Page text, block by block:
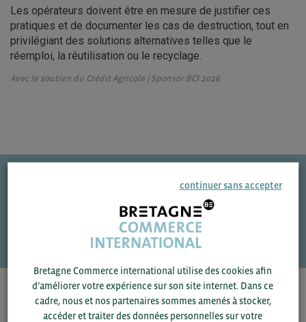
Les opérateurs doivent être en mesure de justifier ces
pratiques et de documenter les cas de destruction, tout en
privilégiant des solutions alternatives telles que le
réemploi, la réutilisation ou le recyclage.
Avec le soutien du Crédit Agricole | Sponsor BCI 2026
VOS CONTACTS
Pour voir les contacts, merci de renseigner votre
département et votre secteurou connectez-vous.
continuer sans accepter
Bretagne Commerce international utilise des cookies afin
d’améliorer votre expérience sur son site internet. Dans ce
cadre, nous et nos partenaires sommes amenés à stocker,
accéder et traiter des données personnelles sur votre